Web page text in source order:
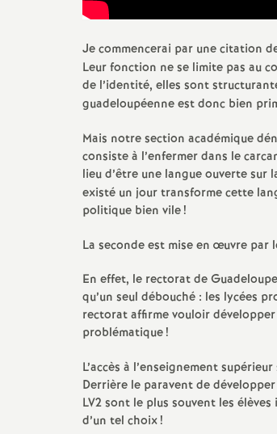
Je commencerai par une citation
Leur fonction ne se limite pas au
de l’identité, elles sont
guadeloupéenne est donc bien
Mais notre section académique
consiste à l’enfermer dans le
lieu d’être une langue ouverte sur
existé un jour transforme cette
politique bien vile!
La seconde est mise en œuvre
En effet, le rectorat de
qu’un seul débouché : les lycées
rectorat affirme vouloir développer
problématique!
L’accès à l’enseignement
Derrière le paravent de
LV2 sont le plus souvent les
d’un tel choix!